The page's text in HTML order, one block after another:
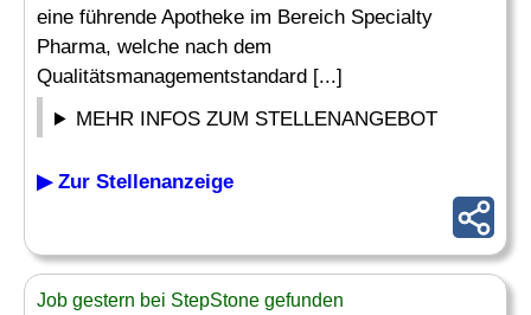
eine führende Apotheke im Bereich Specialty
Pharma, welche nach dem
Qualitätsmanagementstandard [...]
MEHR INFOS ZUM STELLENANGEBOT
▶ Zur Stellenanzeige
Job gestern bei StepStone gefunden